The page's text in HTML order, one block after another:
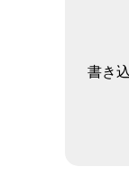
書き